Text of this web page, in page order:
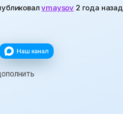
vmaysov 2 года назад
Наш канал